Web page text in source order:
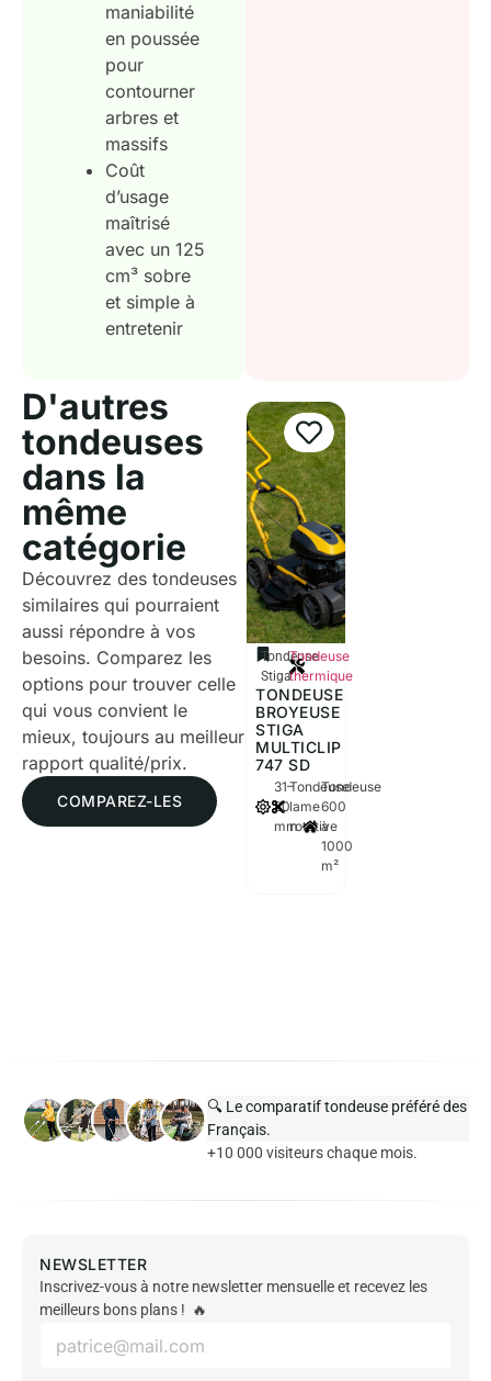
maniabilité
en poussée
pour
contourner
arbres et
massifs
Coût
d’usage
maîtrisé
avec un 125
cm³ sobre
et simple à
entretenir
D'autres
tondeuses
dans la
même
catégorie
Découvrez des tondeuses
similaires qui pourraient
aussi répondre à vos
besoins. Comparez les
options pour trouver celle
qui vous convient le
mieux, toujours au meilleur
rapport qualité/prix.
COMPAREZ-LES
Tondeuse
Stiga
Tondeuse
thermique
TONDEUSE
BROYEUSE
STIGA
MULTICLIP
747 SD
31–
80
mm
Tondeuse
lame
rotative
Tondeuse
600
à
1000
m²
🔍 Le comparatif tondeuse préféré des
Français.
+10 000 visiteurs chaque mois.
NEWSLETTER
Inscrivez-vous à notre newsletter mensuelle et recevez les
meilleurs bons plans ! 🔥